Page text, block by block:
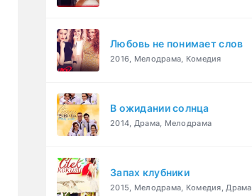
Любовь не понимает слов
2016, Мелодрама, Комедия
В ожидании солнца
2014, Драма, Мелодрама
Запах клубники
2015, Мелодрама, Комедия, Драма